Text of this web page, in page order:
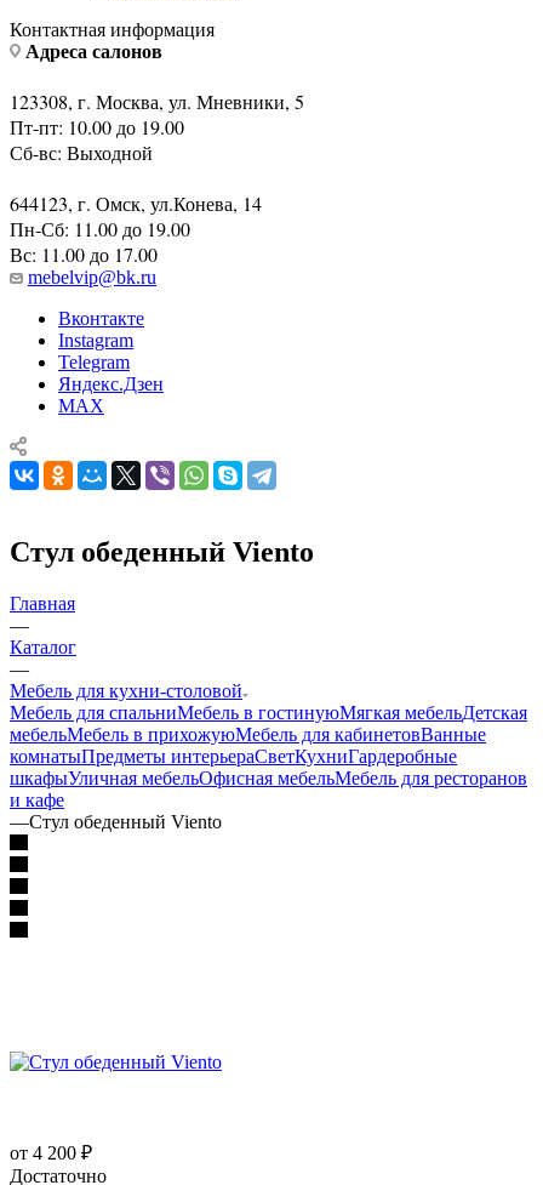
Контактная информация
Адреса салонов
123308, г. Москва, ул. Мневники, 5
Пт-пт: 10.00 до 19.00
Сб-вс: Выходной
644123, г. Омск, ул.Конева, 14
Пн-Сб: 11.00 до 19.00
Вс: 11.00 до 17.00
mebelvip@bk.ru
Вконтакте
Instagram
Telegram
Яндекс.Дзен
MAX
Стул обеденный Viento
Главная
—
Каталог
—
Мебель для кухни-столовой
Мебель для спальниМебель в гостинуюМягкая мебельДетская
мебельМебель в прихожуюМебель для кабинетовВанные
комнатыПредметы интерьераСветКухниГардеробные
шкафыУличная мебельОфисная мебельМебель для ресторанов
и кафе
—Стул обеденный Viento
от 4 200 ₽
Достаточно